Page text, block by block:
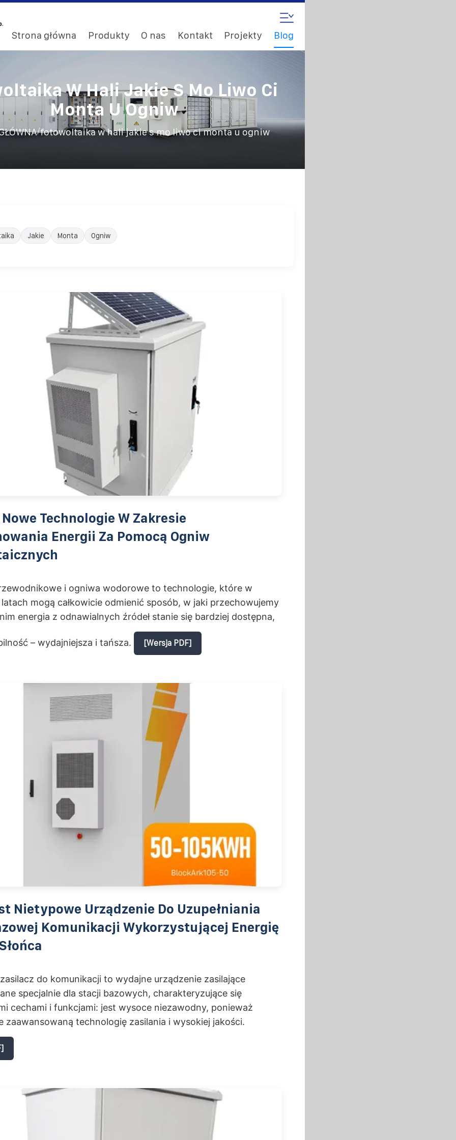
Strona główna Produkty O nas Kontakt Projekty Blog
W Hali Jakie S Mo Liwo Ci
Monta U Ogniw
/fotowoltaika w hali jakie s mo liwo ci monta u ogniw
Jakie Monta Ogniw
Technologie W Zakresie
Energii Za Pomocą Ogniw
i ogniwa wodorowe to technologie, które w
mogą całkowicie odmienić sposób, w jaki przechowujemy
energia z odnawialnych źródeł stanie się bardziej dostępna,
– wydajniejsza i tańsza. [Wersja PDF]
Nietypowe Urządzenie Do Uzupełniania
Komunikacji Wykorzystującej Energię
do komunikacji to wydajne urządzenie zasilające
specjalnie dla stacji bazowych, charakteryzujące się
cechami i funkcjami: jest wysoce niezawodny, ponieważ
zaawansowaną technologię zasilania i wysokiej jakości.